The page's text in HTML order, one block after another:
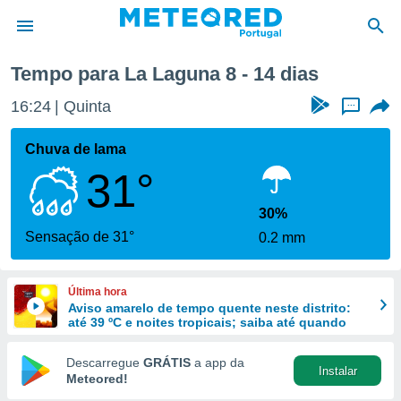
da
foi
fornecidas
a este
das
e
forma
digital
Tempo para La Laguna 8 - 14 dias
16:24 Quinta ...
Chuva de lama
31°
Sensação de 31°
30%
0.2 mm
Última hora
Aviso amarelo de tempo quente neste distrito:
até 39 ºC e noites tropicais; saiba até quando
Descarregue GRÁTIS a app da
Meteored!
Instalar